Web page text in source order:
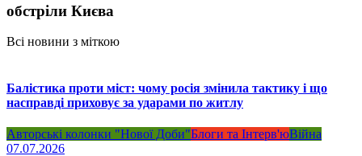
обстріли Києва
Всі новини з міткою
Балістика проти міст: чому росія змінила тактику і що
насправді приховує за ударами по житлу
Авторські колонки "Нової Доби"Блоги та Інтерв'юВійна
07.07.2026